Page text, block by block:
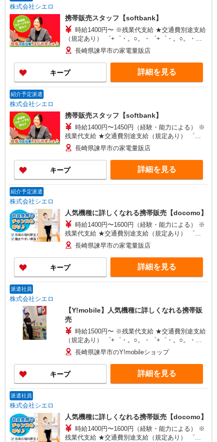
株式会社シエロ
携帯販売スタッフ【softbank】
時給1400円〜 ※残業代支給 ★交通費別途支給
（規定あり） ゜+゜・。○。・゜+゜・。○。・゜
+゜ 入社祝い金10万円支給(規定有) お友達を紹介
頂くと, インセンティブ支給(規定有) ★月2回払
い・週払い可能（規程有）★ ゜・。○。・゜
+゜・。○。・゜+゜
長崎県諫早市の家電量販店
キープ 詳細を見る
紹介予定派遣
株式会社シエロ
携帯販売スタッフ【softbank】
時給1400円〜1450円（経験・能力による） ※
残業代支給 ★交通費別途支給（規定あり） ゜
+゜・。○。・゜+゜・。○。・゜+゜ 入社祝い金10
万円支給(規定有) お友達を紹介頂くと, インセンテ
ィブ支給(規定有) ★月2回払い・週払い可能（規程
有）★ ゜・。○。・゜+゜・。○。・゜+゜
長崎県諫早市の家電量販店
キープ 詳細を見る
紹介予定派遣
株式会社シエロ
人気機種に詳しくなれる携帯販売【docomo】
時給1400円〜1600円（経験・能力による） ※
残業代支給 ★交通費別途支給（規定あり） ゜
+゜・。○。・゜+゜・。○。・゜+゜ 入社祝い金10
万円支給(規定有) お友達を紹介頂くと, インセンテ
ィブ支給(規定有) ★月2回払い・週払い可能（規程
有）★ ゜・。○。・゜+゜・。○。・゜+゜
長崎県諫早市の家電量販店
キープ 詳細を見る
派遣社員
株式会社シエロ
【Y!mobile】人気機種に詳しくなれる携帯販
売
時給1500円〜 ※残業代支給 ★交通費別途支給
（規定あり） ゜+゜・。○。・゜+゜・。○。・゜
+゜ 入社祝い金10万円支給(規定有) お友達を紹介
頂くと, インセンティブ支給(規定有) ★月2回払
い・週払い可能（規程有）★ ゜・。○。・゜
+゜・。○。・゜+゜
長崎県諫早市のY!mobileショップ
キープ 詳細を見る
派遣社員
株式会社シエロ
人気機種に詳しくなれる携帯販売【docomo】
時給1400円〜1600円（経験・能力による） ※
残業代支給 ★交通費別途支給（規定あり） ゜